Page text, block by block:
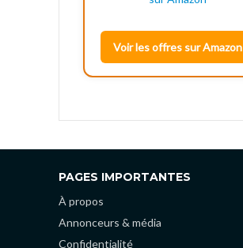
Voir les offres sur Amazon
PAGES IMPORTANTES
À propos
Annonceurs & média
Confidentialité